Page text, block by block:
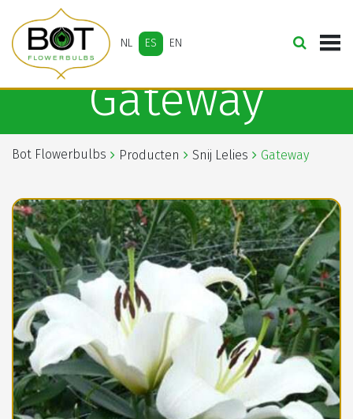
NL ES EN
Gateway
Bot Flowerbulbs Producten Snij Lelies Gateway